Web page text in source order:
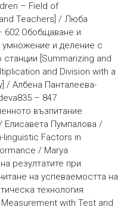
– Field of
Teachers] / Люба
602 Обобщаване и
умножение и деление с
[Summarizing and
and Division with a
/ Албена Панталеева-
– 847
възпитание
Елисавета Пумпалова /
linguistic Factors in
/ Marya
резултатите при
на успеваемостта на
технология
with Test and